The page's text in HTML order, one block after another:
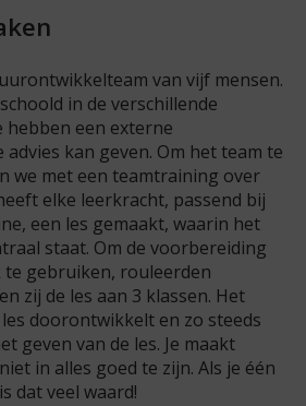
van vijf mensen.
in de verschillende
hebben een externe
kan geven. Om het team te
we met een teamtraining over
elke leerkracht, passend bij
een les gemaakt, waarin het
staat. Om de voorbereiding
gebruiken, rouleerden
zij de les aan 3 klassen. Het
doorontwikkelt en zo steeds
geven van de les. Je maakt
in alles goed te zijn. Als je één
dat veel waard!